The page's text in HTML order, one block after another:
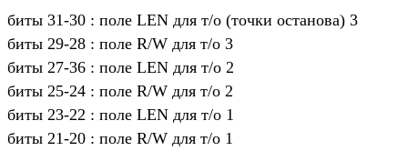
биты 31-30 : поле LEN для т/о (точки останова) 3
биты 29-28 : поле R/W для т/о 3
биты 27-36 : поле LEN для т/о 2
биты 25-24 : поле R/W для т/о 2
биты 23-22 : поле LEN для т/о 1
биты 21-20 : поле R/W для т/о 1